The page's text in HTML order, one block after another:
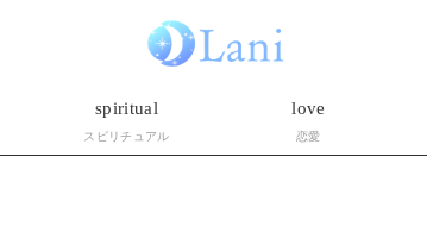
spiritual
スピリチュアル
love
恋愛